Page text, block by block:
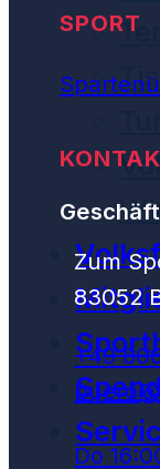
SPORT
Zum
83052
+49
Do